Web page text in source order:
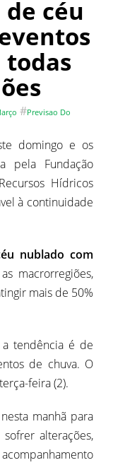
céu
todas
#Previsao Do
domingo e os
pela Fundação
Hídricos
à continuidade
nublado com
macrorregiões,
mais de 50%
a tendência é de
de chuva. O
feira (2).
manhã para
alterações,